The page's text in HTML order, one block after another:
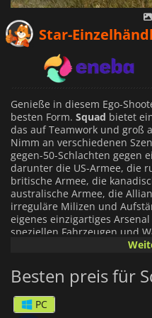
Star-
Genieße in diesem Ego-
besten Form. Squad bietet
das auf Teamwork und groß
Nimm an verschiedenen
gegen-50-Schlachten gegen
darunter die US-Armee, die
britische Armee, die
australische Armee, die
irreguläre Milizen und
eigenes einzigartiges
speziellen Fahrzeugen und
dem Schlachtfeld anpassen
kommunizieren, um
ihnen abzustimmen, um den
Kommunikation ist dein
Besten preis für
PC